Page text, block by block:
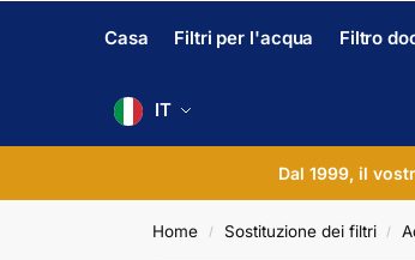
Casa Filtri per l'acqua Filtro
IT
Dal 1999, il
Home / Sostituzione dei filtri /